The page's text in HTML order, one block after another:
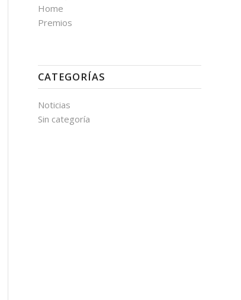
Home
Premios
CATEGORÍAS
Noticias
Sin categoría